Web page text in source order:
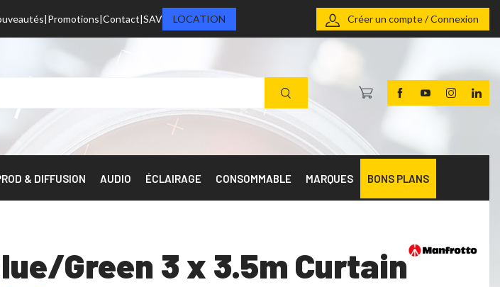
Promotions Contact SAV LOCATION Créer un compte / Connexion
& DIFFUSION AUDIO ÉCLAIRAGE CONSOMMABLE MARQUES BONS PLANS
Green 3 x 3.5m Curtain